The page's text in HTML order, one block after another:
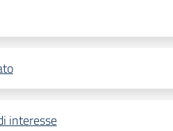
interesse